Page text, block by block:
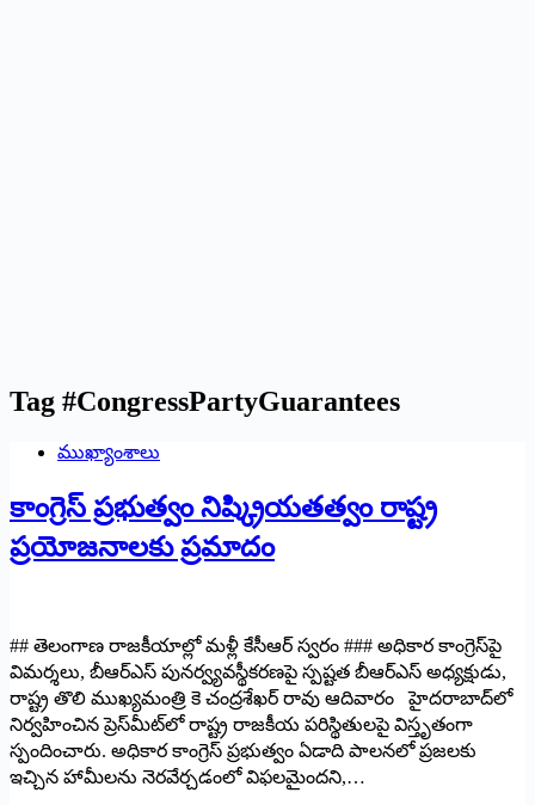
Tag #CongressPartyGuarantees
ముఖ్యాంశాలు
కాంగ్రెస్ ప్రభుత్వం నిష్క్రియతత్వం రాష్ట్ర
ప్రయోజనాలకు ప్రమాదం
## తెలంగాణ రాజకీయాల్లో మళ్లీ కేసీఆర్ స్వరం ### అధికార కాంగ్రెస్‌పై
విమర్శలు, బీఆర్‌ఎస్ పునర్వ్యవస్థీకరణపై స్పష్టత బీఆర్‌ఎస్ అధ్యక్షుడు,
రాష్ట్ర తొలి ముఖ్యమంత్రి కె చంద్రశేఖర్ రావు ఆదివారం హైదరాబాద్‌లో
నిర్వహించిన ప్రెస్‌మీట్‌లో రాష్ట్ర రాజకీయ పరిస్థితులపై విస్తృతంగా
స్పందించారు. అధికార కాంగ్రెస్ ప్రభుత్వం ఏడాది పాలనలో ప్రజలకు
ఇచ్చిన హామీలను నెరవేర్చడంలో విఫలమైందని,…